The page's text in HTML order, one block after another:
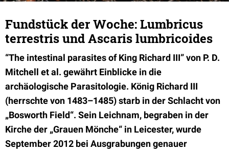
Fundstück der Woche: Lumbricus
terrestris und Ascaris lumbricoides
“The intestinal parasites of King Richard III” von P. D.
Mitchell et al. gewährt Einblicke in die
archäologische Parasitologie. König Richard III
(herrschte von 1483–1485) starb in der Schlacht von
„Bosworth Field“. Sein Leichnam, begraben in der
Kirche der „Grauen Mönche“ in Leicester, wurde
September 2012 bei Ausgrabungen genauer